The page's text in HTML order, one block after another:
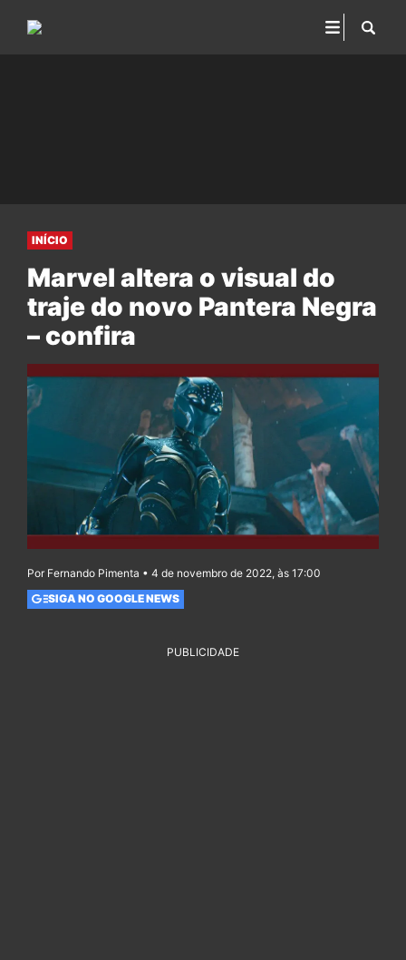
INÍCIO
Marvel altera o visual do
traje do novo Pantera Negra
– confira
Por Fernando Pimenta • 4 de novembro de 2022, às 17:00
SIGA NO GOOGLE NEWS
PUBLICIDADE